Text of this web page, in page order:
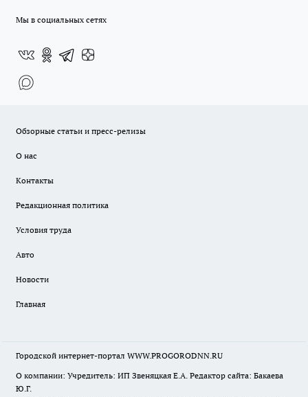
Мы в социальных сетях
Обзорные статьи и пресс-релизы
О нас
Контакты
Редакционная политика
Условия труда
Авто
Новости
Главная
Городской интернет-портал WWW.PROGORODNN.RU
О компании: Учредитель: ИП Звеняцкая Е.А. Редактор сайта: Бакаева
Ю.Г.